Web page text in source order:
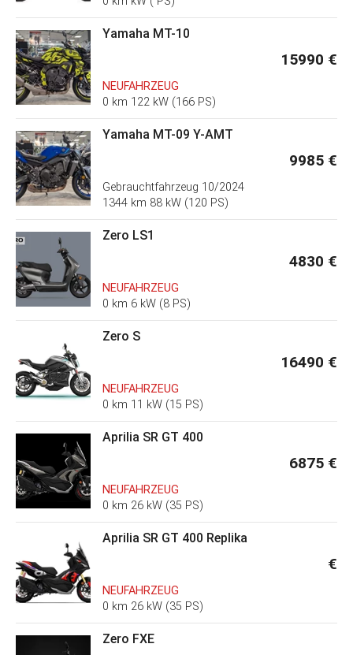
Yamaha MT-10
15990 €
NEUFAHRZEUG
0 km 122 kW (166 PS)
Yamaha MT-09 Y-AMT
9985 €
Gebrauchtfahrzeug 10/2024
1344 km 88 kW (120 PS)
Zero LS1
4830 €
NEUFAHRZEUG
0 km 6 kW (8 PS)
Zero S
16490 €
NEUFAHRZEUG
0 km 11 kW (15 PS)
Aprilia SR GT 400
6875 €
NEUFAHRZEUG
0 km 26 kW (35 PS)
Aprilia SR GT 400 Replika
€
NEUFAHRZEUG
0 km 26 kW (35 PS)
Zero FXE